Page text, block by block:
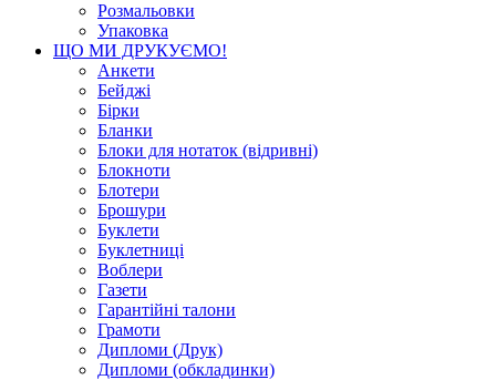
Розмальовки
Упаковка
ЩО МИ ДРУКУЄМО!
Анкети
Бейджі
Бірки
Бланки
Блоки для нотаток (відривні)
Блокноти
Блотери
Брошури
Буклети
Буклетниці
Воблери
Газети
Гарантійні талони
Грамоти
Дипломи (Друк)
Дипломи (обкладинки)